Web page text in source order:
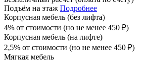
Подъём на этаж Подробнее
Корпусная мебель (без лифта)
4% от стоимости (но не менее 450 ₽)
Корпусная мебель (на лифте)
2,5% от стоимости (но не менее 450 ₽)
Мягкая мебель